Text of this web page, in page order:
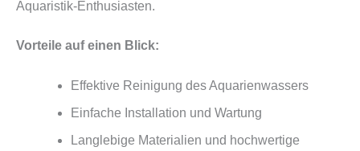
Aquaristik-Enthusiasten.
Vorteile auf einen Blick:
Effektive Reinigung des Aquarienwassers
Einfache Installation und Wartung
Langlebige Materialien und hochwertige